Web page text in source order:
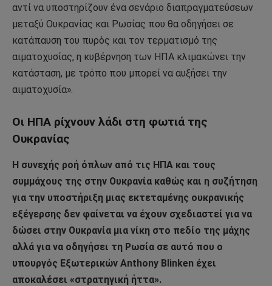
αντί να υποστηρίζουν ένα σενάριο διαπραγματεύσεων
μεταξύ Ουκρανίας και Ρωσίας που θα οδηγήσει σε
κατάπαυση του πυρός και τον τερματισμό της
αιματοχυσίας, η κυβέρνηση των ΗΠΑ κλιμακώνει την
κατάσταση, με τρόπο που μπορεί να αυξήσει την
αιματοχυσία».
Οι ΗΠΑ ρίχνουν λάδι στη φωτιά της
Ουκρανίας
Η συνεχής ροή όπλων από τις ΗΠΑ και τους
συμμάχους της στην Ουκρανία καθώς και η συζήτηση
για την υποστήριξη μιας εκτεταμένης ουκρανικής
εξέγερσης δεν φαίνεται να έχουν σχεδιαστεί για να
δώσει στην Ουκρανία μια νίκη στο πεδίο της μάχης
αλλά για να οδηγήσει τη Ρωσία σε αυτό που ο
υπουργός Εξωτερικών Anthony Blinken έχει
αποκαλέσει «στρατηγική ήττα».